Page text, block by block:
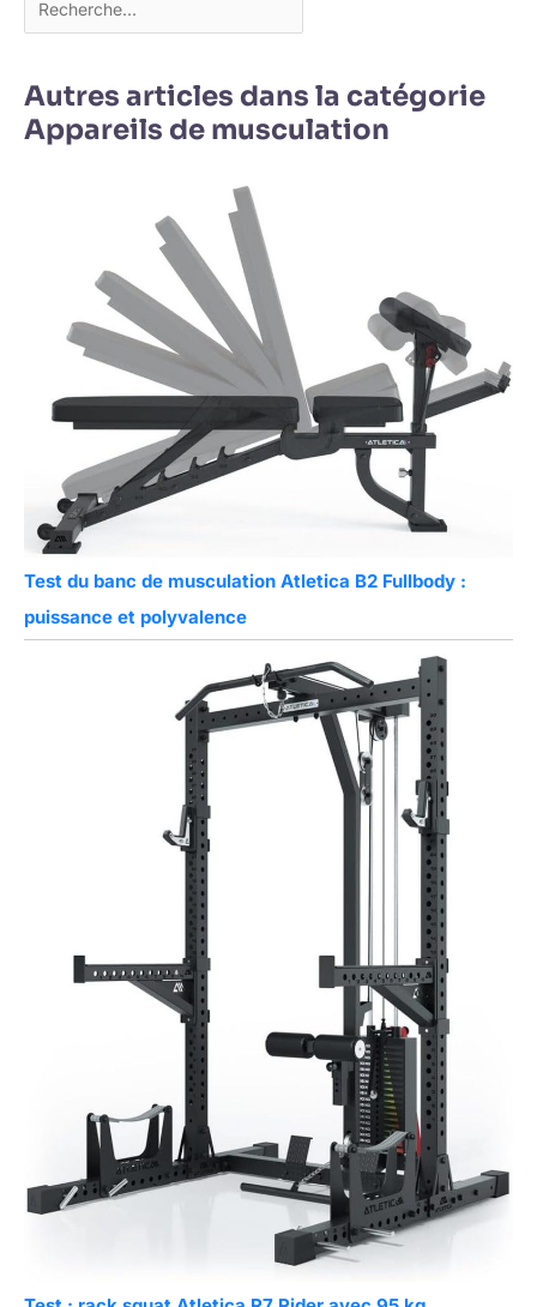
Autres articles dans la catégorie
Appareils de musculation
Test du banc de musculation Atletica B2 Fullbody :
puissance et polyvalence